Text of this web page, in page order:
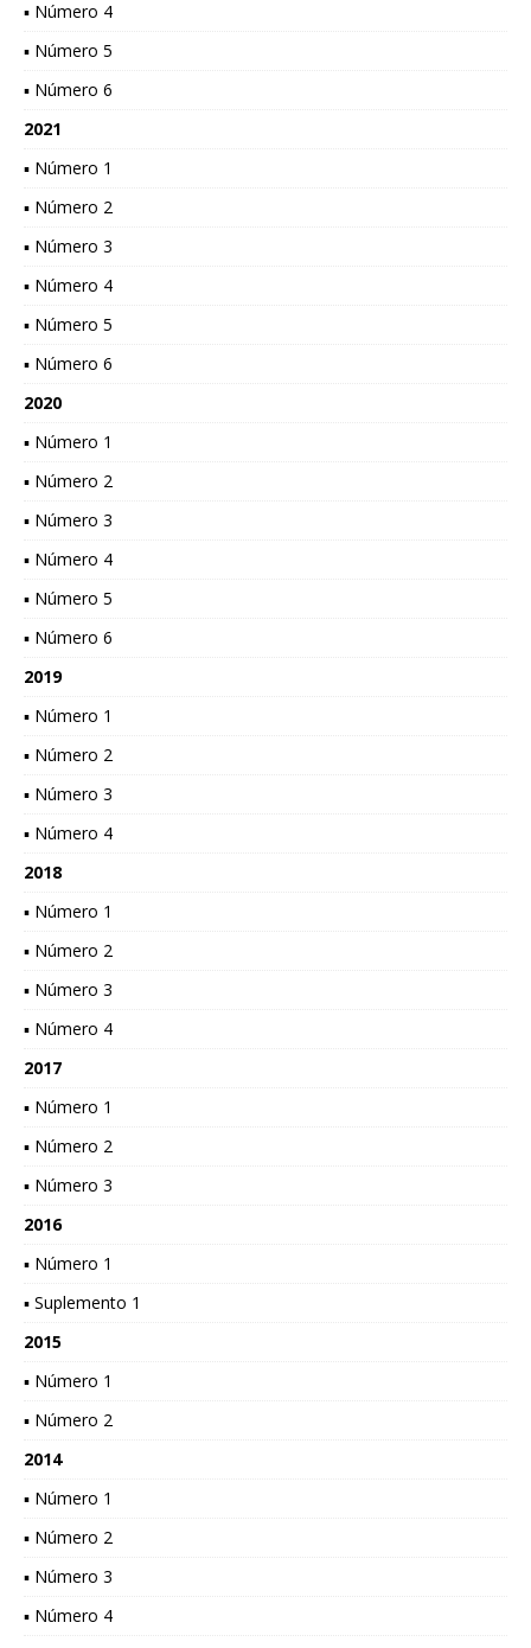
▪ Número 4
▪ Número 5
▪ Número 6
2021
▪ Número 1
▪ Número 2
▪ Número 3
▪ Número 4
▪ Número 5
▪ Número 6
2020
▪ Número 1
▪ Número 2
▪ Número 3
▪ Número 4
▪ Número 5
▪ Número 6
2019
▪ Número 1
▪ Número 2
▪ Número 3
▪ Número 4
2018
▪ Número 1
▪ Número 2
▪ Número 3
▪ Número 4
2017
▪ Número 1
▪ Número 2
▪ Número 3
2016
▪ Número 1
▪ Suplemento 1
2015
▪ Número 1
▪ Número 2
2014
▪ Número 1
▪ Número 2
▪ Número 3
▪ Número 4